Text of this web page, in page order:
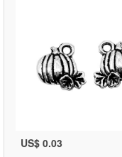
US$ 0.03